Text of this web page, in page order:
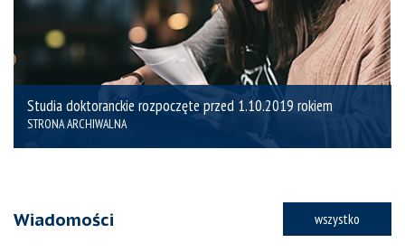
Studia doktoranckie rozpoczęte przed 1.10.2019 rokiem
STRONA ARCHIWALNA
Wiadomości wszystko